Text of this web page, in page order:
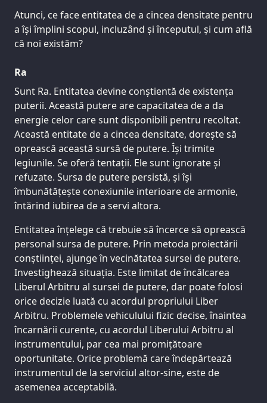
Atunci, ce face entitatea de a cincea densitate pentru
a își împlini scopul, incluzând și începutul, și cum află
că noi existăm?
Ra
Sunt Ra. Entitatea devine conștientă de existența
puterii. Această putere are capacitatea de a da
energie celor care sunt disponibili pentru recoltat.
Această entitate de a cincea densitate, dorește să
oprească această sursă de putere. Își trimite
legiunile. Se oferă tentații. Ele sunt ignorate și
refuzate. Sursa de putere persistă, și își
îmbunătățește conexiunile interioare de armonie,
întărind iubirea de a servi altora.
Entitatea înțelege că trebuie să încerce să oprească
personal sursa de putere. Prin metoda proiectării
conștiinței, ajunge în vecinătatea sursei de putere.
Investighează situația. Este limitat de încălcarea
Liberul Arbitru al sursei de putere, dar poate folosi
orice decizie luată cu acordul propriului Liber
Arbitru. Problemele vehiculului fizic decise, înaintea
încarnării curente, cu acordul Liberului Arbitru al
instrumentului, par cea mai promițătoare
oportunitate. Orice problemă care îndepărtează
instrumentul de la serviciul altor-sine, este de
asemenea acceptabilă.